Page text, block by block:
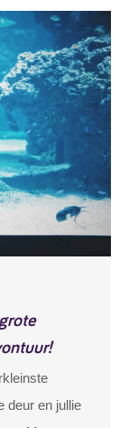
deur en jullie